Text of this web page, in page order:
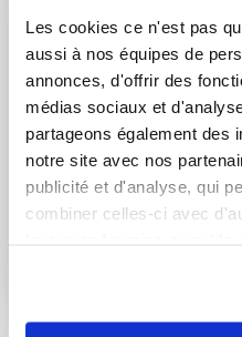
Les cookies ce n'est pas
aussi à nos équipes de
annonces, d'offrir des
médias sociaux et
partageons également des
notre site avec nos
publicité et d'analyse, qui
combiner celles-ci avec
nadege95